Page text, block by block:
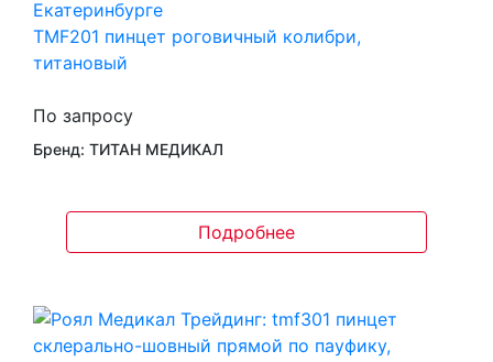
TMF201 пинцет роговичный колибри,
титановый
По запросу
Бренд: ТИТАН МЕДИКАЛ
Подробнее